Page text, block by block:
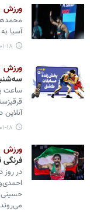
ورزش
آسیا
۱۴۰۵-
ورزش
سه‌شنبه ۱۸ فروردین از تلویزیون +شبکه۳
ساعت
۱۴۰۵-
ورزش
فرنگی قهرمانی
در
حسینی